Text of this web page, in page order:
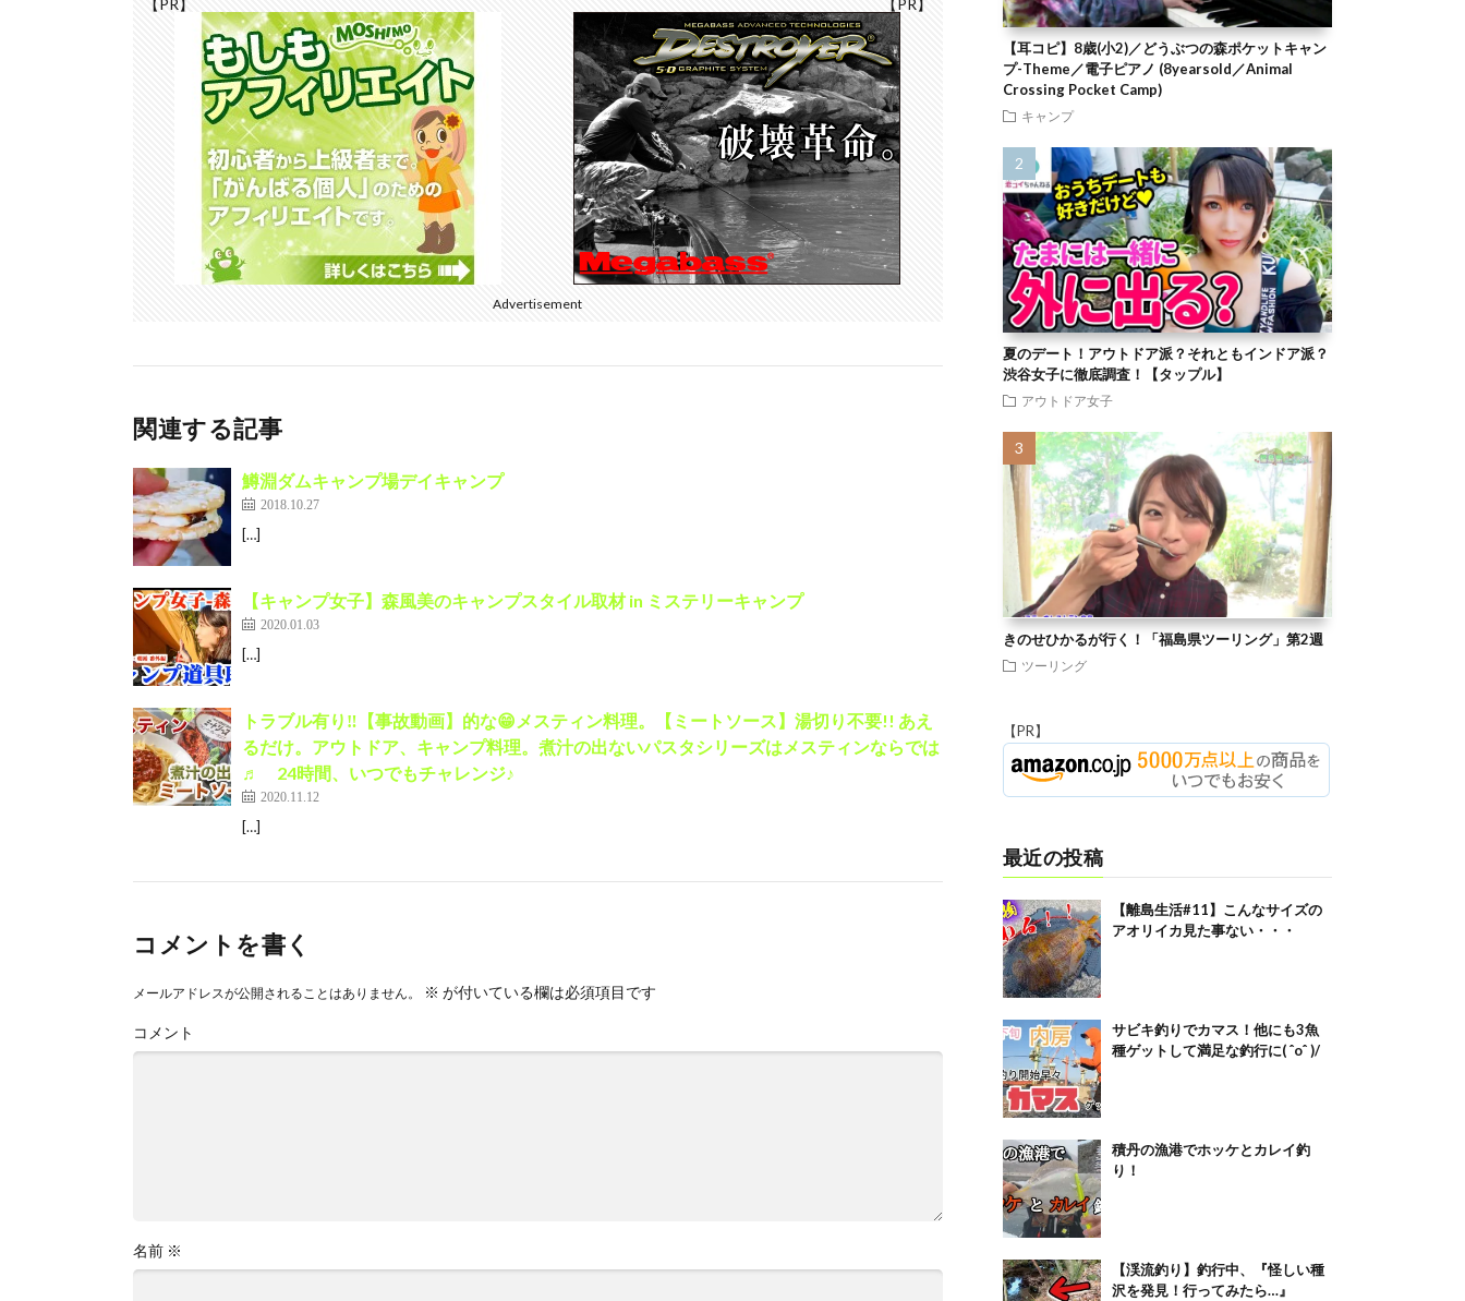
Advertisement
関連する記事
鱒淵ダムキャンプ場デイキャンプ
2018.10.27
[…]
【キャンプ女子】森風美のキャンプスタイル取材 in ミステリーキャンプ
2020.01.03
[…]
トラブル有り‼︎【事故動画】的な😁メスティン料理。【ミートソース】湯切り不要!! あえ
るだけ。アウトドア、キャンプ料理。煮汁の出ないパスタシリーズはメスティンならでは
♬ 24時間、いつでもチャレンジ♪
2020.11.12
[…]
コメントを書く
メールアドレスが公開されることはありません。 ※ が付いている欄は必須項目です
コメント
名前 ※
【耳コピ】8歳(小2)／どうぶつの森ポケットキャン
プ-Theme／電子ピアノ (8yearsold／Animal
Crossing Pocket Camp)
キャンプ
夏のデート！アウトドア派？それともインドア派？
渋谷女子に徹底調査！【タップル】
アウトドア女子
きのせひかるが行く！「福島県ツーリング」第2週
ツーリング
【PR】
最近の投稿
【離島生活#11】こんなサイズの
アオリイカ見た事ない・・・
サビキ釣りでカマス！他にも3魚
種ゲットして満足な釣行に( ˆoˆ )/
積丹の漁港でホッケとカレイ釣
り！
【渓流釣り】釣行中、『怪しい種
沢を発見！行ってみたら…』